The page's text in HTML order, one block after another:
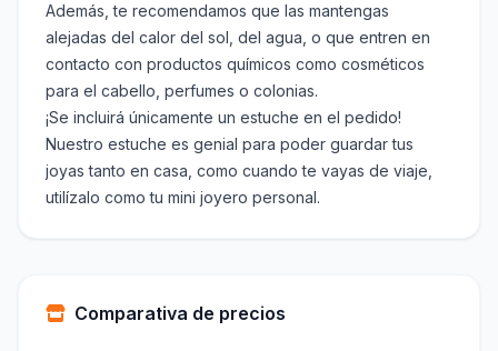
Además, te recomendamos que las mantengas
alejadas del calor del sol, del agua, o que entren en
contacto con productos químicos como cosméticos
para el cabello, perfumes o colonias.
¡Se incluirá únicamente un estuche en el pedido!
Nuestro estuche es genial para poder guardar tus
joyas tanto en casa, como cuando te vayas de viaje,
utilízalo como tu mini joyero personal.
Comparativa de precios